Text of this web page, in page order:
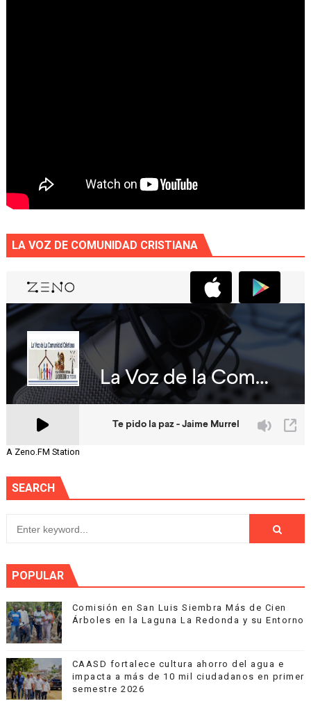
LA VOZ DE COMUNIDAD CRISTIANA
A Zeno.FM Station
SEARCH
POPULAR
Comisión en San Luis Siembra Más de Cien
Árboles en la Laguna La Redonda y su Entorno
CAASD fortalece cultura ahorro del agua e
impacta a más de 10 mil ciudadanos en primer
semestre 2026